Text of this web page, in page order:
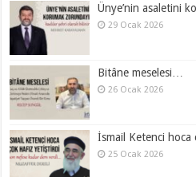
Ünye’nin asaletini
29 Ocak 2026
Bitâne meselesi…
26 Ocak 2026
İsmail Ketenci
25 Ocak 2026